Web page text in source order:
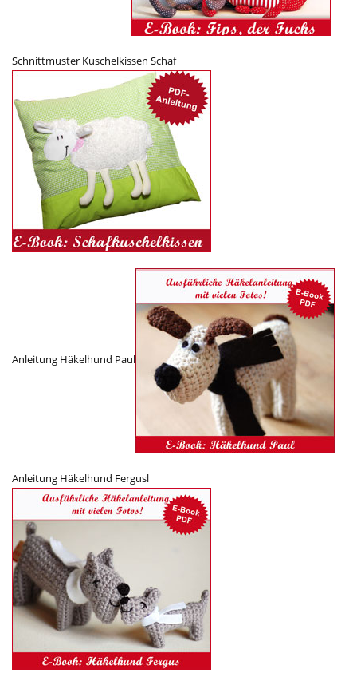
Schnittmuster Kuschelkissen Schaf
Anleitung Häkelhund Paul
Anleitung Häkelhund Fergusl